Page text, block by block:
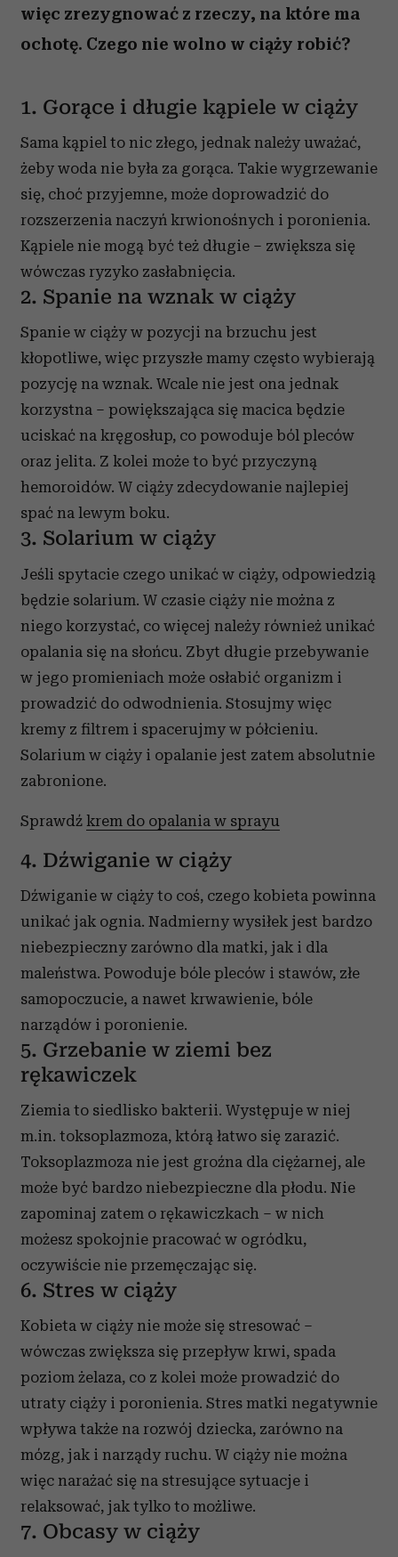
więc zrezygnować z rzeczy, na które ma
ochotę. Czego nie wolno w ciąży robić?
1. Gorące i długie kąpiele w ciąży
Sama kąpiel to nic złego, jednak należy uważać,
żeby woda nie była za gorąca. Takie wygrzewanie
się, choć przyjemne, może doprowadzić do
rozszerzenia naczyń krwionośnych i poronienia.
Kąpiele nie mogą być też długie – zwiększa się
wówczas ryzyko zasłabnięcia.
2. Spanie na wznak w ciąży
Spanie w ciąży w pozycji na brzuchu jest
kłopotliwe, więc przyszłe mamy często wybierają
pozycję na wznak. Wcale nie jest ona jednak
korzystna – powiększająca się macica będzie
uciskać na kręgosłup, co powoduje ból pleców
oraz jelita. Z kolei może to być przyczyną
hemoroidów. W ciąży zdecydowanie najlepiej
spać na lewym boku.
3. Solarium w ciąży
Jeśli spytacie czego unikać w ciąży, odpowiedzią
będzie solarium. W czasie ciąży nie można z
niego korzystać, co więcej należy również unikać
opalania się na słońcu. Zbyt długie przebywanie
w jego promieniach może osłabić organizm i
prowadzić do odwodnienia. Stosujmy więc
kremy z filtrem i spacerujmy w półcieniu.
Solarium w ciąży i opalanie jest zatem absolutnie
zabronione.
Sprawdź krem do opalania w sprayu
4. Dźwiganie w ciąży
Dźwiganie w ciąży to coś, czego kobieta powinna
unikać jak ognia. Nadmierny wysiłek jest bardzo
niebezpieczny zarówno dla matki, jak i dla
maleństwa. Powoduje bóle pleców i stawów, złe
samopoczucie, a nawet krwawienie, bóle
narządów i poronienie.
5. Grzebanie w ziemi bez
rękawiczek
Ziemia to siedlisko bakterii. Występuje w niej
m.in. toksoplazmoza, którą łatwo się zarazić.
Toksoplazmoza nie jest groźna dla ciężarnej, ale
może być bardzo niebezpieczne dla płodu. Nie
zapominaj zatem o rękawiczkach – w nich
możesz spokojnie pracować w ogródku,
oczywiście nie przemęczając się.
6. Stres w ciąży
Kobieta w ciąży nie może się stresować –
wówczas zwiększa się przepływ krwi, spada
poziom żelaza, co z kolei może prowadzić do
utraty ciąży i poronienia. Stres matki negatywnie
wpływa także na rozwój dziecka, zarówno na
mózg, jak i narządy ruchu. W ciąży nie można
więc narażać się na stresujące sytuacje i
relaksować, jak tylko to możliwe.
7. Obcasy w ciąży